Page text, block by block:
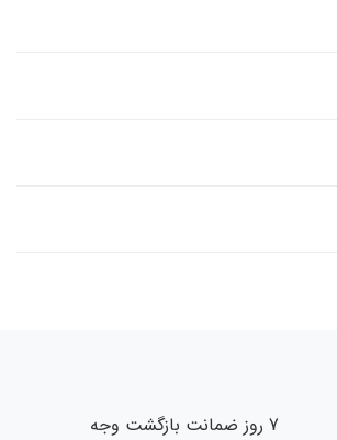
7 روز ضمانت بازگشت وجه